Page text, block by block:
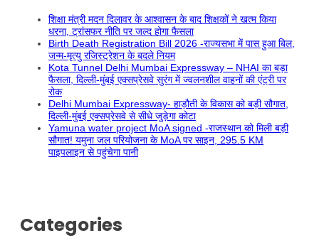
शिक्षा मंत्री मदन दिलावर के आश्वासन के बाद शिक्षकों ने खत्म किया
धरना, ट्रांसफर नीति पर जल्द होगा फैसला
Birth Death Registration Bill 2026 -राज्यसभा में पास हुआ बिल,
जन्म-मृत्यु रजिस्ट्रेशन के बदले नियम
Kota Tunnel Delhi Mumbai Expressway – NHAI का बड़ा
फैसला, दिल्ली-मुंबई एक्सप्रेसवे सुरंग में ज्वलनशील वाहनों की एंट्री पर
रोक
Delhi Mumbai Expressway- हाड़ौती के विकास को बड़ी सौगात,
दिल्ली-मुंबई एक्सप्रेसवे से सीधे जुड़ेगा कोटा
Yamuna water project MoA signed -राजस्थान को मिली बड़ी
सौगात! यमुना जल परियोजना के MoA पर साइन, 295.5 KM
पाइपलाइन से पहुंचेगा पानी
Categories